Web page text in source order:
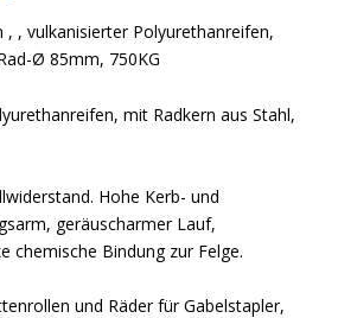
, vulkanisierter Polyurethanreifen,
Ø 85mm, 750KG
mit Radkern aus Stahl,
Hohe Kerb- und
geräuscharmer Lauf,
chemische Bindung zur Felge.
und Räder für Gabelstapler,